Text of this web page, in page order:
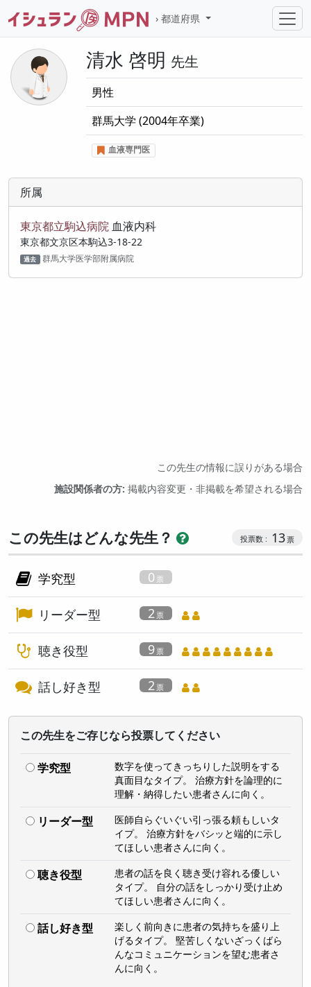
都道府県
清水 啓明 先生
男性
群馬大学 (2004年卒業)
血液専門医
所属
東京都立駒込病院 血液内科
東京都文京区本駒込3-18-22
過去 群馬大学医学部附属病院
この先生の情報に誤りがある場合
施設関係者の方: 掲載内容変更・非掲載を希望される場合
この先生はどんな先生？ 13
学究型 0
リーダー型 2
聴き役型 9
話し好き型 2
この先生をご存じなら投票してください
学究型
数字を使ってきっちりした説明をする
真面目なタイプ。 治療方針を論理的に
理解・納得したい患者さんに向く。
リーダー型
医師自らぐいぐい引っ張る頼もしいタ
イプ。 治療方針をバシッと端的に示し
てほしい患者さんに向く。
聴き役型
患者の話を良く聴き受け容れる優しい
タイプ。 自分の話をしっかり受け止め
てほしい患者さんに向く。
話し好き型
楽しく前向きに患者の気持ちを盛り上
げるタイプ。 堅苦しくないざっくばら
んなコミュニケーションを望む患者さ
んに向く。